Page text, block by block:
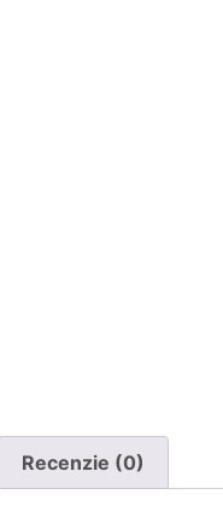
Recenzie (0)